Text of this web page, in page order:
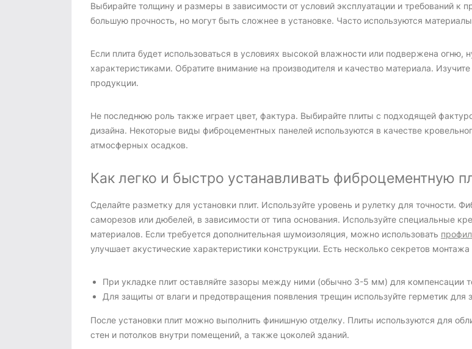
Выбирайте толщину и размеры в зависимости от условий эксплуатации и требований к
большую прочность, но могут быть сложнее в установке. Часто используются
Если плита будет использоваться в условиях высокой влажности или подвержена
характеристиками. Обратите внимание на производителя и качество материала.
продукции.
Не последнюю роль также играет цвет, фактура. Выбирайте плиты с подходящей
дизайна. Некоторые виды фиброцементных панелей используются в качестве
атмосферных осадков.
Как легко и быстро устанавливать фиброцементную
Сделайте разметку для установки плит. Используйте уровень и рулетку для точности.
саморезов или дюбелей, в зависимости от типа основания. Используйте специальные
материалов. Если требуется дополнительная шумоизоляция, можно использовать
улучшает акустические характеристики конструкции. Есть несколько секретов монтажа
При укладке плит оставляйте зазоры между ними (обычно 3-5 мм) для компенсации
Для защиты от влаги и предотвращения появления трещин используйте герметик
После установки плит можно выполнить финишную отделку. Плиты используются для
стен и потолков внутри помещений, а также цоколей зданий.